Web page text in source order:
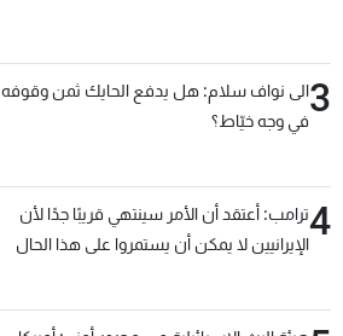
3الى نواف سلام: هل يدفع الحايك ثمن وقوفه
في وجه خيّاط؟
4ترامب: أعتقد أن الأمر سينتهي قريبًا جدًا لأن
الإيرانيين لا يمكن أن يستمروا على هذا الحال